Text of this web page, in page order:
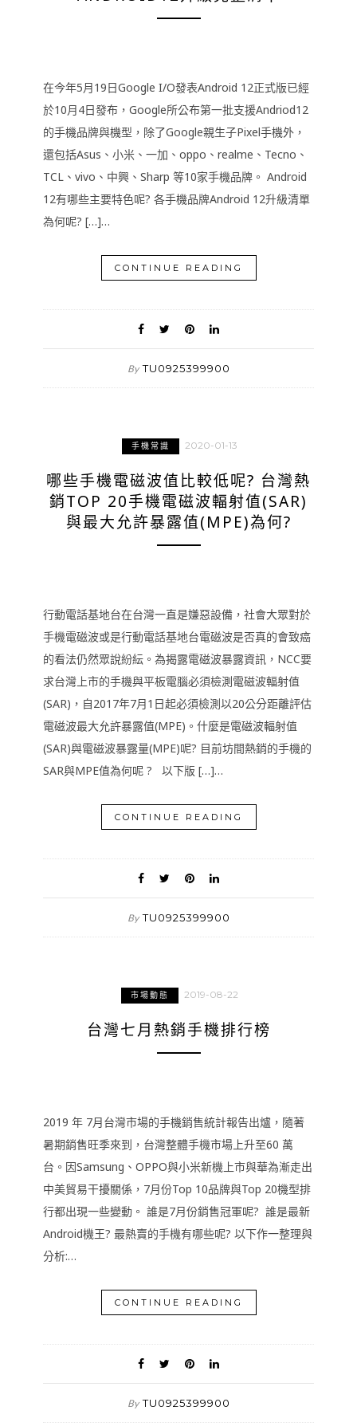
在今年5月19日Google I/O發表Android 12正式版已經
於10月4日發布，Google所公布第一批支援Andriod12
的手機品牌與機型，除了Google親生子Pixel手機外，
還包括Asus、小米、一加、oppo、realme、Tecno、
TCL、vivo、中興、Sharp 等10家手機品牌。 Android
12有哪些主要特色呢? 各手機品牌Android 12升級清單
為何呢? […]…
CONTINUE READING
By TU0925399900
手機常識 2020-01-13
哪些手機電磁波值比較低呢? 台灣熱
銷TOP 20手機電磁波輻射值(SAR)
與最大允許暴露值(MPE)為何?
行動電話基地台在台灣一直是嫌惡設備，社會大眾對於
手機電磁波或是行動電話基地台電磁波是否真的會致癌
的看法仍然眾說紛紜。為揭露電磁波暴露資訊，NCC要
求台灣上市的手機與平板電腦必須檢測電磁波輻射值
(SAR)，自2017年7月1日起必須檢測以20公分距離評估
電磁波最大允許暴露值(MPE)。什麼是電磁波輻射值
(SAR)與電磁波暴露量(MPE)呢? 目前坊間熱銷的手機的
SAR與MPE值為何呢 ? 以下版 […]…
CONTINUE READING
By TU0925399900
市場動態 2019-08-22
台灣七月熱銷手機排行榜
2019 年 7月台灣市場的手機銷售統計報告出爐，隨著
暑期銷售旺季來到，台灣整體手機市場上升至60 萬
台。因Samsung、OPPO與小米新機上市與華為漸走出
中美貿易干擾關係，7月份Top 10品牌與Top 20機型排
行都出現一些變動。 誰是7月份銷售冠軍呢? 誰是最新
Android機王? 最熱賣的手機有哪些呢? 以下作一整理與
分析:…
CONTINUE READING
By TU0925399900